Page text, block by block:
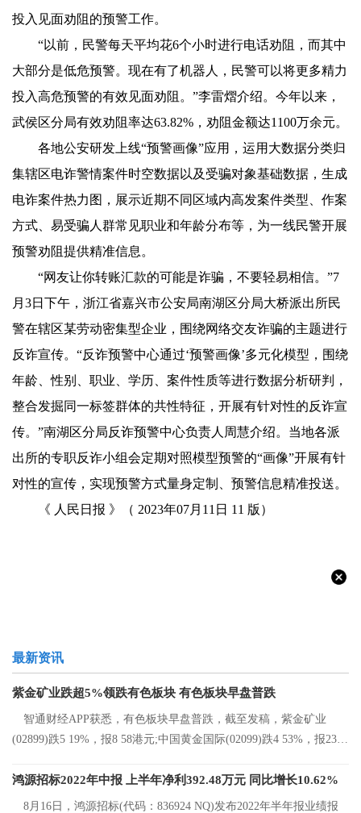
投入见面劝阻的预警工作。
“以前，民警每天平均花6个小时进行电话劝阻，而其中
大部分是低危预警。现在有了机器人，民警可以将更多精力
投入高危预警的有效见面劝阻。”李雷熠介绍。今年以来，
武侯区分局有效劝阻率达63.82%，劝阻金额达1100万余元。
各地公安研发上线“预警画像”应用，运用大数据分类归
集辖区电诈警情案件时空数据以及受骗对象基础数据，生成
电诈案件热力图，展示近期不同区域内高发案件类型、作案
方式、易受骗人群常见职业和年龄分布等，为一线民警开展
预警劝阻提供精准信息。
“网友让你转账汇款的可能是诈骗，不要轻易相信。”7
月3日下午，浙江省嘉兴市公安局南湖区分局大桥派出所民
警在辖区某劳动密集型企业，围绕网络交友诈骗的主题进行
反诈宣传。“反诈预警中心通过‘预警画像’多元化模型，围绕
年龄、性别、职业、学历、案件性质等进行数据分析研判，
整合发掘同一标签群体的共性特征，开展有针对性的反诈宣
传。”南湖区分局反诈预警中心负责人周慧介绍。当地各派
出所的专职反诈小组会定期对照模型预警的“画像”开展有针
对性的宣传，实现预警方式量身定制、预警信息精准投送。
《 人民日报 》（ 2023年07月11日 11 版）
最新资讯
紫金矿业跌超5%领跌有色板块 有色板块早盘普跌
智通财经APP获悉，有色板块早盘普跌，截至发稿，紫金矿业
(02899)跌5 19%，报8 58港元;中国黄金国际(02099)跌4 53%，报23 2
鸿源招标2022年中报 上半年净利392.48万元 同比增长10.62%
8月16日，鸿源招标(代码：836924 NQ)发布2022年半年报业绩报